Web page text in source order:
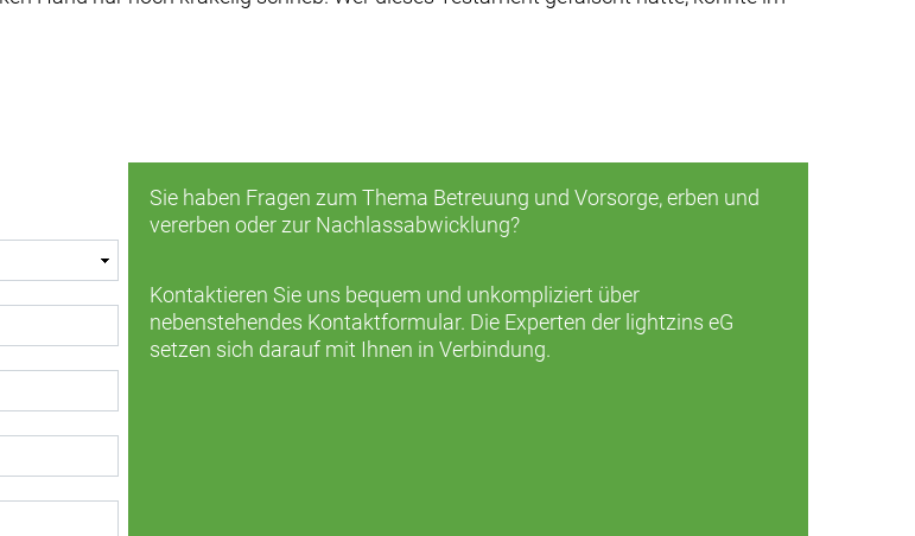
Sie haben Fragen zum Thema Betreuung und Vorsorge, erben und
vererben oder zur Nachlassabwicklung?
Kontaktieren Sie uns bequem und unkompliziert über
nebenstehendes Kontaktformular. Die Experten der lightzins eG
setzen sich darauf mit Ihnen in Verbindung.